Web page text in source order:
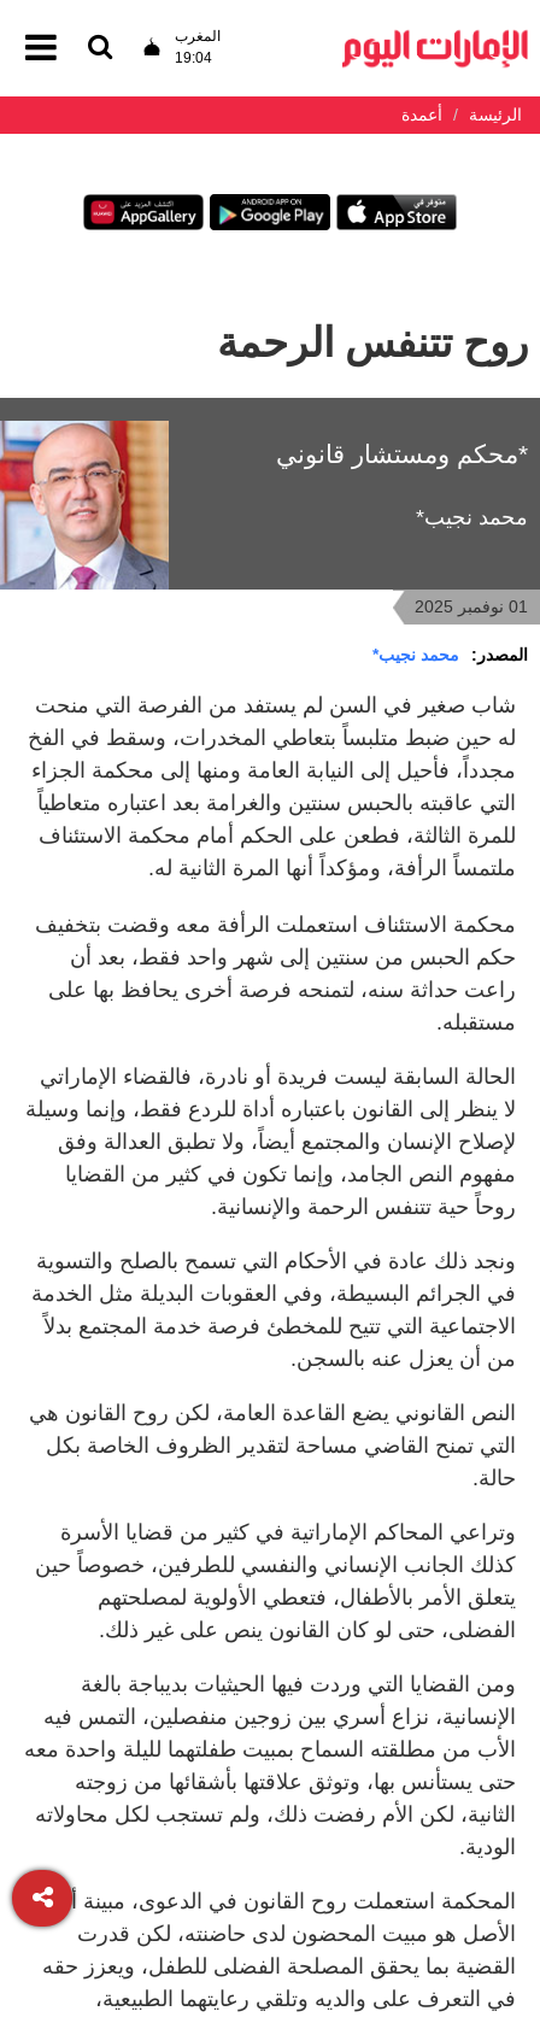
المغرب
19:04
الرئيسة أعمدة
روح تتنفس الرحمة
*محكم ومستشار قانوني
محمد نجيب*
01 نوفمبر 2025
المصدر: محمد نجيب*
شاب صغير في السن لم يستفد من الفرصة التي منحت
له حين ضبط متلبساً بتعاطي المخدرات، وسقط في الفخ
مجدداً، فأحيل إلى النيابة العامة ومنها إلى محكمة الجزاء
التي عاقبته بالحبس سنتين والغرامة بعد اعتباره متعاطياً
للمرة الثالثة، فطعن على الحكم أمام محكمة الاستئناف
ملتمساً الرأفة، ومؤكداً أنها المرة الثانية له.
محكمة الاستئناف استعملت الرأفة معه وقضت بتخفيف
حكم الحبس من سنتين إلى شهر واحد فقط، بعد أن
راعت حداثة سنه، لتمنحه فرصة أخرى يحافظ بها على
مستقبله.
الحالة السابقة ليست فريدة أو نادرة، فالقضاء الإماراتي
لا ينظر إلى القانون باعتباره أداة للردع فقط، وإنما وسيلة
لإصلاح الإنسان والمجتمع أيضاً، ولا تطبق العدالة وفق
مفهوم النص الجامد، وإنما تكون في كثير من القضايا
روحاً حية تتنفس الرحمة والإنسانية.
ونجد ذلك عادة في الأحكام التي تسمح بالصلح والتسوية
في الجرائم البسيطة، وفي العقوبات البديلة مثل الخدمة
الاجتماعية التي تتيح للمخطئ فرصة خدمة المجتمع بدلاً
من أن يعزل عنه بالسجن.
النص القانوني يضع القاعدة العامة، لكن روح القانون هي
التي تمنح القاضي مساحة لتقدير الظروف الخاصة بكل
حالة.
وتراعي المحاكم الإماراتية في كثير من قضايا الأسرة
كذلك الجانب الإنساني والنفسي للطرفين، خصوصاً حين
يتعلق الأمر بالأطفال، فتعطي الأولوية لمصلحتهم
الفضلى، حتى لو كان القانون ينص على غير ذلك.
ومن القضايا التي وردت فيها الحيثيات بديباجة بالغة
الإنسانية، نزاع أسري بين زوجين منفصلين، التمس فيه
الأب من مطلقته السماح بمبيت طفلتهما لليلة واحدة معه
حتى يستأنس بها، وتوثق علاقتها بأشقائها من زوجته
الثانية، لكن الأم رفضت ذلك، ولم تستجب لكل محاولاته
الودية.
المحكمة استعملت روح القانون في الدعوى، مبينة أن
الأصل هو مبيت المحضون لدى حاضنته، لكن قدرت
القضية بما يحقق المصلحة الفضلى للطفل، ويعزز حقه
في التعرف على والديه وتلقي رعايتهما الطبيعية،